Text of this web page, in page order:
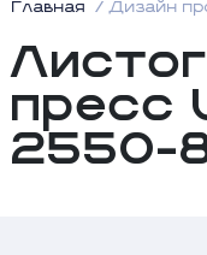
Главная Дизайн
пресс
2550-